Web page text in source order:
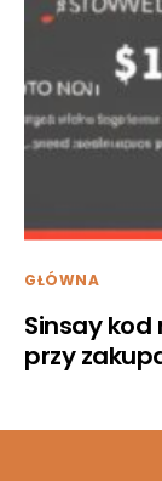
GŁÓWNA
Sinsay
przy